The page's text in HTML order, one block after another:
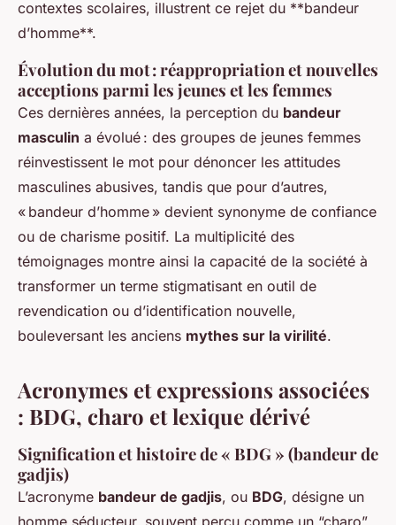
contextes scolaires, illustrent ce rejet du **bandeur
d’homme**.
Évolution du mot : réappropriation et nouvelles
acceptions parmi les jeunes et les femmes
Ces dernières années, la perception du bandeur
masculin a évolué : des groupes de jeunes femmes
réinvestissent le mot pour dénoncer les attitudes
masculines abusives, tandis que pour d’autres,
« bandeur d’homme » devient synonyme de confiance
ou de charisme positif. La multiplicité des
témoignages montre ainsi la capacité de la société à
transformer un terme stigmatisant en outil de
revendication ou d’identification nouvelle,
bouleversant les anciens mythes sur la virilité.
Acronymes et expressions associées
: BDG, charo et lexique dérivé
Signification et histoire de « BDG » (bandeur de
gadjis)
L’acronyme bandeur de gadjis, ou BDG, désigne un